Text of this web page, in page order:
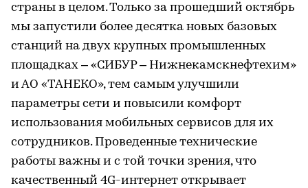
страны в целом. Только за прошедший октябрь
мы запустили более десятка новых базовых
станций на двух крупных промышленных
площадках – «СИБУР – Нижнекамскнефтехим»
и АО «ТАНЕКО», тем самым улучшили
параметры сети и повысили комфорт
использования мобильных сервисов для их
сотрудников. Проведенные технические
работы важны и с той точки зрения, что
качественный 4G-интернет открывает